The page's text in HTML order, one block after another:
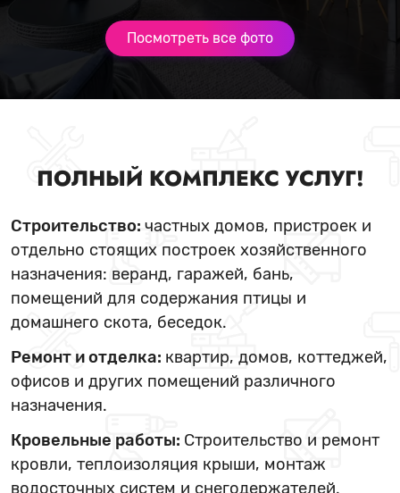
Посмотреть все фото
ПОЛНЫЙ КОМПЛЕКС УСЛУГ!
Строительство: частных домов, пристроек и
отдельно стоящих построек хозяйственного
назначения: веранд, гаражей, бань,
помещений для содержания птицы и
домашнего скота, беседок.
Ремонт и отделка: квартир, домов, коттеджей,
офисов и других помещений различного
назначения.
Кровельные работы: Строительство и ремонт
кровли, теплоизоляция крыши, монтаж
водосточных систем и снегодержателей.